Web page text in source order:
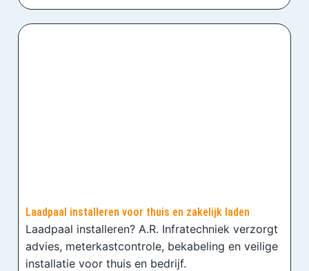
Laadpaal installeren voor thuis en zakelijk laden
Laadpaal installeren? A.R. Infratechniek verzorgt
advies, meterkastcontrole, bekabeling en veilige
installatie voor thuis en bedrijf.